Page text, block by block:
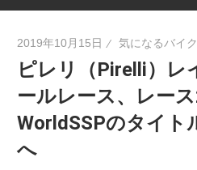
2019年10月15日 気になるバイ
ピレリ（Pirelli）レ
ールレース、レー
WorldSSPのタイト
へ